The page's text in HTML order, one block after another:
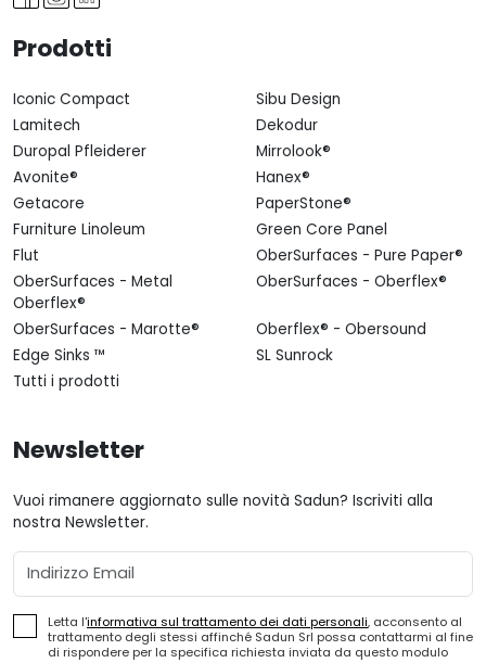
Prodotti
Iconic Compact
Sibu Design
Lamitech
Dekodur
Duropal Pfleiderer
Mirrolook®
Avonite®
Hanex®
Getacore
PaperStone®
Furniture Linoleum
Green Core Panel
Flut
OberSurfaces - Pure Paper®
OberSurfaces - Metal
Oberflex®
OberSurfaces - Oberflex®
OberSurfaces - Marotte®
Oberflex® - Obersound
Edge Sinks ™
SL Sunrock
Tutti i prodotti
Newsletter
Vuoi rimanere aggiornato sulle novità Sadun? Iscriviti alla
nostra Newsletter.
Email
Letta l'informativa sul trattamento dei dati personali, acconsento al
trattamento degli stessi affinché Sadun Srl possa contattarmi al fine
di rispondere per la specifica richiesta inviata da questo modulo